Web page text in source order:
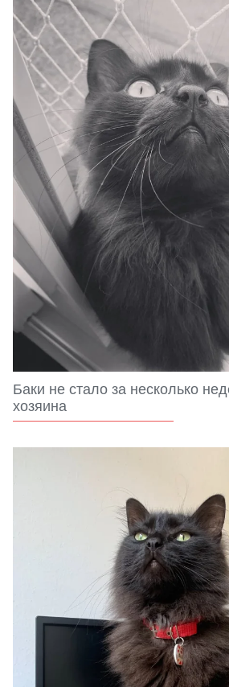
Баки не стало за несколько
хозяина